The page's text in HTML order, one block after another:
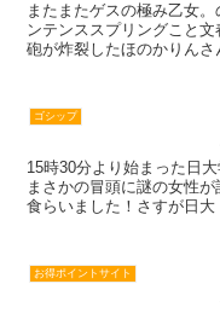
またまたゲスの極み乙女
ンテンススプリングこと
砲が炸裂したほのかりん
ゴシップ
15時30分より始まった日
まさかの冒頭に謎の女性
食らいました！さすが日大
お得ポイントサイト